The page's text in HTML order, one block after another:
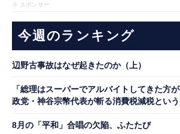
※ スポンサー
今週のランキング
辺野古事故はなぜ起きたのか（上）
「総理はスーパーでアルバイトしてきた
政党・神谷宗幣代表が斬る消費税減税とい
8月の「平和」合唱の欠陥、ふたたび